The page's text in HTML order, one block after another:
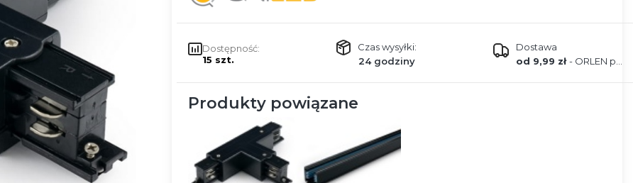
Dostępność:
15 szt.
Czas wysyłki:
24 godziny
Dostawa
od 9,99 zł- ORLEN paczka
Produkty powiązane